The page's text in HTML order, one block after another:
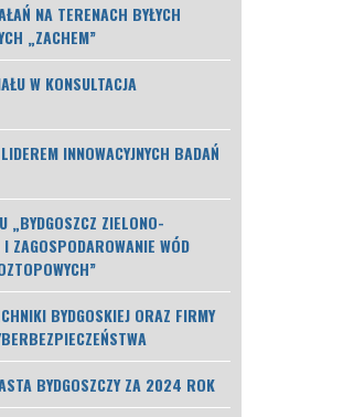
NA TERENACH BYŁYCH
„ZACHEM”
W KONSULTACJA
INNOWACYJNYCH BADAŃ
„BYDGOSZCZ ZIELONO-
ZAGOSPODAROWANIE WÓD
BYDGOSKIEJ ORAZ FIRMY
BYDGOSZCZY ZA 2024 ROK